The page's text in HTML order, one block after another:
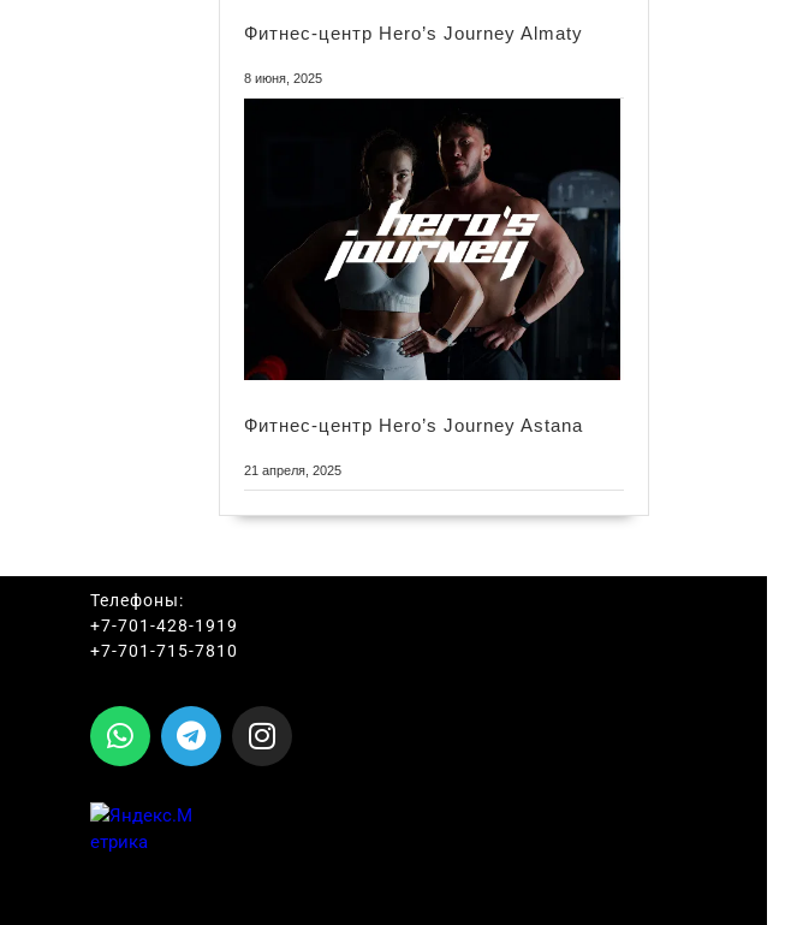
Фитнес-центр Hero’s Journey Almaty
8 июня, 2025
Фитнес-центр Hero’s Journey Astana
21 апреля, 2025
Телефоны:
+7-701-428-1919
+7-701-715-7810